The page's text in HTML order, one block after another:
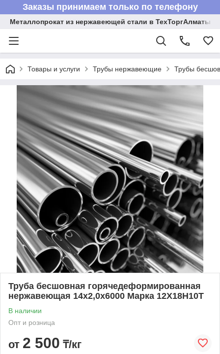
Заказы принимаем только по телефону
Металлопрокат из нержавеющей стали в ТехТоргАлматы
Товары и услуги Трубы нержавеющие Трубы
Труба бесшовная горячедеформированная
нержавеющая 14х2,0х6000 Марка 12Х18Н10Т
В наличии
Опт и розница
от 2 500 ₸/кг